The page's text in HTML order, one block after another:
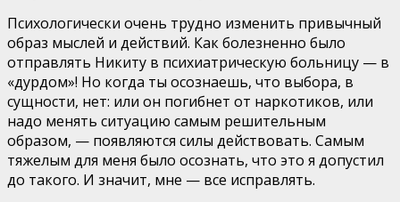
Психологически очень трудно изменить привычный
образ мыслей и действий. Как болезненно было
отправлять Никиту в психиатрическую больницу — в
«дурдом»! Но когда ты осознаешь, что выбора, в
сущности, нет: или он погибнет от наркотиков, или
надо менять ситуацию самым решительным
образом, — появляются силы действовать. Самым
тяжелым для меня было осознать, что это я допустил
до такого. И значит, мне — все исправлять.